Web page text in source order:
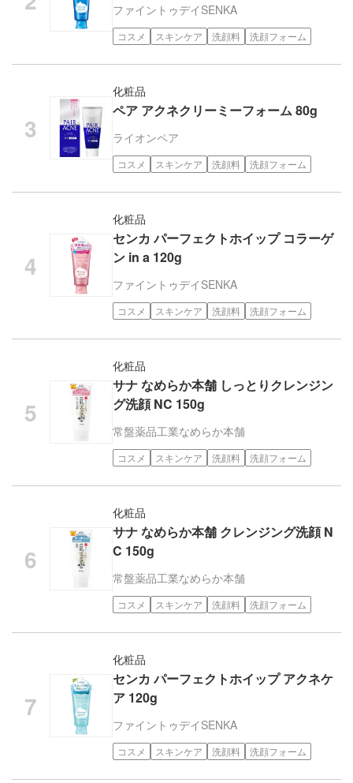
ファイントゥデイSENKA
コスメ スキンケア 洗顔料 洗顔フォーム
化粧品
ペア アクネクリーミーフォーム 80g
ライオンペア
コスメ スキンケア 洗顔料 洗顔フォーム
化粧品
センカ パーフェクトホイップ コラーゲ
ン in a 120g
ファイントゥデイSENKA
コスメ スキンケア 洗顔料 洗顔フォーム
化粧品
サナ なめらか本舗 しっとりクレンジン
グ洗顔 NC 150g
常盤薬品工業なめらか本舗
コスメ スキンケア 洗顔料 洗顔フォーム
化粧品
サナ なめらか本舗 クレンジング洗顔 N
C 150g
常盤薬品工業なめらか本舗
コスメ スキンケア 洗顔料 洗顔フォーム
化粧品
センカ パーフェクトホイップ アクネケ
ア 120g
ファイントゥデイSENKA
コスメ スキンケア 洗顔料 洗顔フォーム